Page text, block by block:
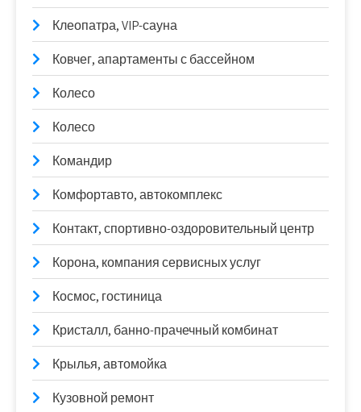
Клеопатра, VIP-сауна
Ковчег, апартаменты с бассейном
Колесо
Колесо
Командир
Комфортавто, автокомплекс
Контакт, спортивно-оздоровительный центр
Корона, компания сервисных услуг
Космос, гостиница
Кристалл, банно-прачечный комбинат
Крылья, автомойка
Кузовной ремонт